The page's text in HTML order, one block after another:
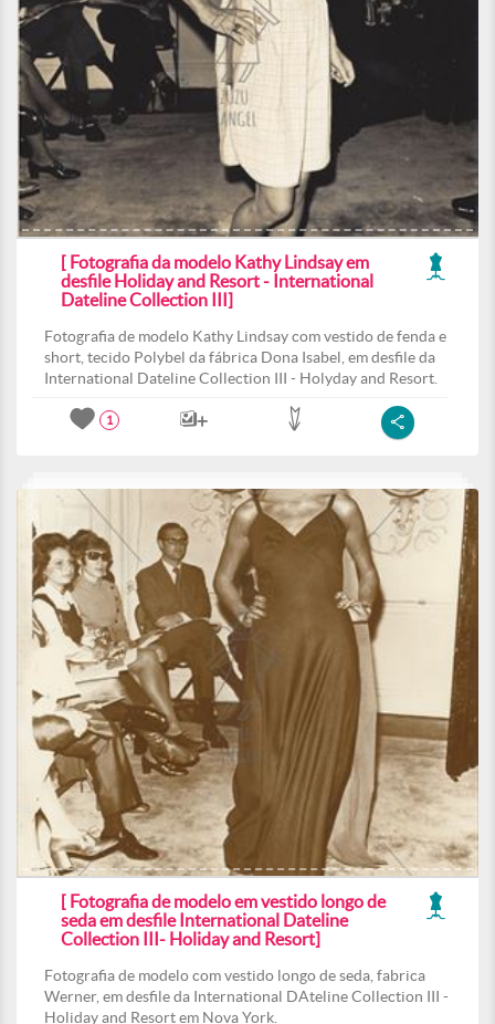
[ Fotografia da modelo Kathy Lindsay em
desfile Holiday and Resort - International
Dateline Collection III]
Fotografia de modelo Kathy Lindsay com vestido de fenda e
short, tecido Polybel da fábrica Dona Isabel, em desfile da
International Dateline Collection III - Holyday and Resort.
1
[ Fotografia de modelo em vestido longo de
seda em desfile International Dateline
Collection III- Holiday and Resort]
Fotografia de modelo com vestido longo de seda, fabrica
Werner, em desfile da International DAteline Collection III -
Holiday and Resort em Nova York.